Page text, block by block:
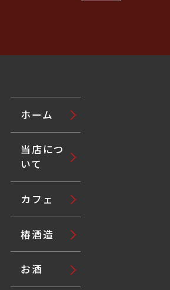
ホーム
当店につ
いて
カフェ
椿酒造
お酒